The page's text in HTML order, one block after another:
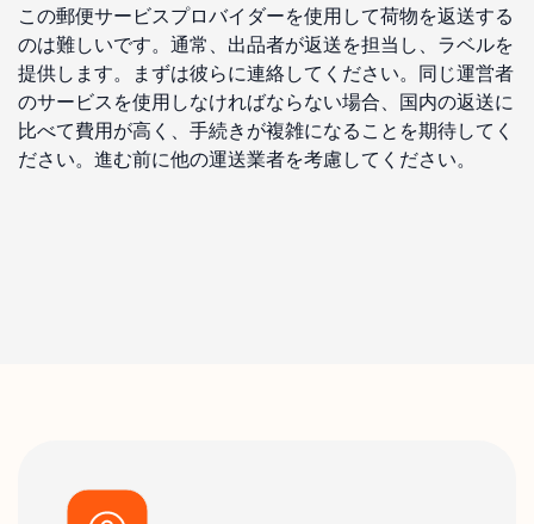
この郵便サービスプロバイダーを使用して荷物を返送する
のは難しいです。通常、出品者が返送を担当し、ラベルを
提供します。まずは彼らに連絡してください。同じ運営者
のサービスを使用しなければならない場合、国内の返送に
比べて費用が高く、手続きが複雑になることを期待してく
ださい。進む前に他の運送業者を考慮してください。